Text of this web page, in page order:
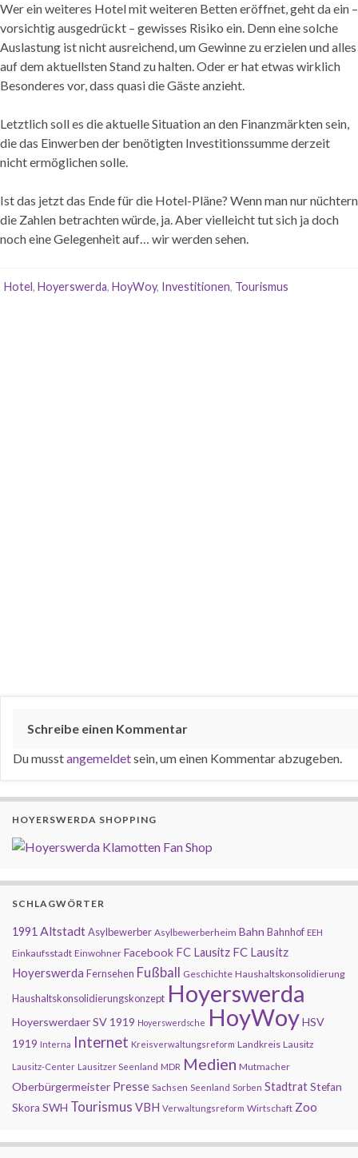
Wer ein weiteres Hotel mit weiteren Betten eröffnet, geht da ein –
vorsichtig ausgedrückt – gewisses Risiko ein. Denn eine solche
Auslastung ist nicht ausreichend, um Gewinne zu erzielen und alles
auf dem aktuellsten Stand zu halten. Oder er hat etwas wirklich
Besonderes vor, dass quasi die Gäste anzieht.
Letztlich soll es die aktuelle Situation an den Finanzmärkten sein,
die das Einwerben der benötigten Investitionssumme derzeit
nicht ermöglichen solle.
Ist das jetzt das Ende für die Hotel-Pläne? Wenn man nur nüchtern
die Zahlen betrachten würde, ja. Aber vielleicht tut sich ja doch
noch eine Gelegenheit auf… wir werden sehen.
Hotel, Hoyerswerda, HoyWoy, Investitionen, Tourismus
Schreibe einen Kommentar
Du musstangemeldetsein, um einen Kommentar abzugeben.
HOYERSWERDA SHOPPING
SCHLAGWÖRTER
1991 AltstadtAsylbewerber Asylbewerberheim Bahn Bahnhof EEH
Einkaufsstadt Einwohner Facebook FC Lausitz FC Lausitz
Hoyerswerda Fernsehen Fußball Geschichte Haushaltskonsolidierung
Haushaltskonsolidierungskonzept Hoyerswerda
Hoyerswerdaer SV 1919 Hoyerswerdsche HoyWoyHSV
1919 Interna Internet Kreisverwaltungsreform Landkreis Lausitz
Lausitz-Center Lausitzer Seenland MDR Medien Mutmacher
Oberbürgermeister Presse Sachsen Seenland Sorben StadtratStefan
Skora SWH Tourismus VBH Verwaltungsreform Wirtschaft Zoo